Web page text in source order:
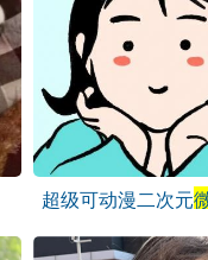
超级可动漫二次元